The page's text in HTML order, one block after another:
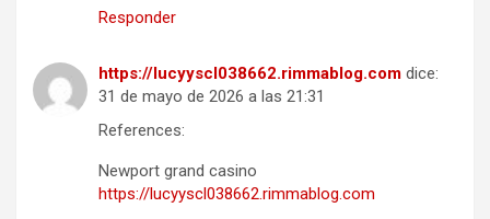
Responder
https://lucyyscl038662.rimmablog.com dice:
31 de mayo de 2026 a las 21:31
References:
Newport grand casino
https://lucyyscl038662.rimmablog.com